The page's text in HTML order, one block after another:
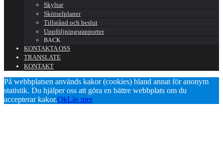
Skyltar
Skötselplaner
Tillstånd och beslut
Uppföljningsrapporter
BACK
KONTAKTA OSS
TRANSLATE
KONTAKT
På webbplatsen används kakor (cookies) bland annat för anonym
statistik. Du hjälper oss att göra en bättre webbplats om du
accepterar kakor.OkLäs mer